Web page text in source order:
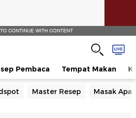
CONTINUE WITH CONTENT
Pembaca Tempat Makan
Master Resep Masak Apa